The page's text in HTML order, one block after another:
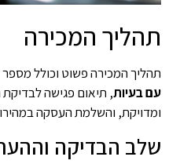
תהליך המכירה
תהליך המכירה פשוט וכולל
עם בעיות, תיאום פגישה
ומדויקת, והשלמת העסקה
שלב הבדיקה